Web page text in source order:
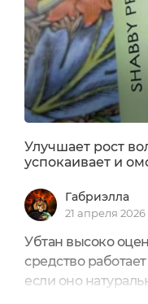
для лица, тела и
зелёной...
Улучшает рост
успокаивает и
Габриэлла
21 апреля 2026
Убтан высоко
средство
если оно